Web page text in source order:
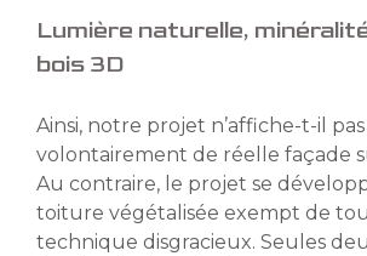
Lumière naturelle,
bois 3D
Ainsi, notre projet n’affiche-t-il pas
volontairement de réelle façade
Au contraire, le projet se
toiture végétalisée exempt de
technique disgracieux. Seules